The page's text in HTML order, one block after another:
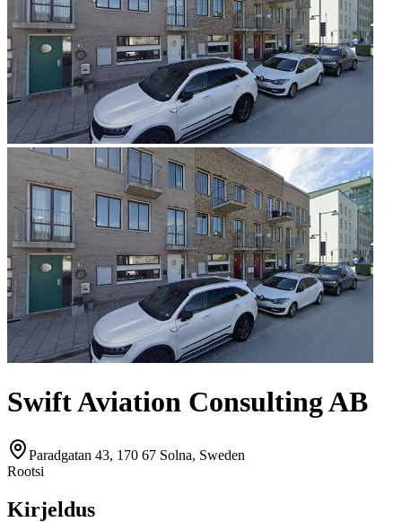
Swift Aviation Consulting AB
Paradgatan 43, 170 67 Solna, Sweden
Rootsi
Kirjeldus